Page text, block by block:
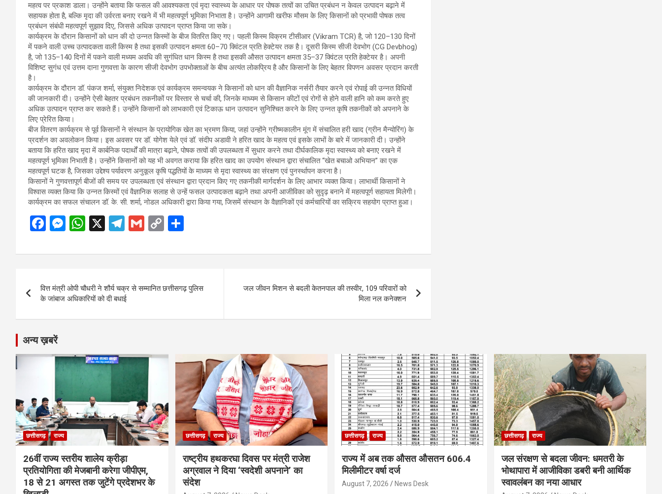
महत्व पर प्रकाश डाला। उन्होंने बताया कि फसल की आवश्यकता एवं मृदा स्वास्थ्य के आधार पर पोषक तत्वों का उचित प्रबंधन न केवल उत्पादन बढ़ाने में
सहायक होता है, बल्कि मृदा की उर्वरता बनाए रखने में भी महत्वपूर्ण भूमिका निभाता है। उन्होंने आगामी खरीफ मौसम के लिए किसानों को प्रभावी पोषक तत्व
प्रबंधन संबंधी महत्वपूर्ण सुझाव दिए, जिससे अधिक उत्पादन प्राप्त किया जा सके।
कार्यक्रम के दौरान किसानों को धान की दो उन्नत किस्मों के बीज वितरित किए गए। पहली किस्म विक्रम टीसीआर (Vikram TCR) है, जो 120–130 दिनों
में पकने वाली उच्च उत्पादकता वाली किस्म है तथा इसकी उत्पादन क्षमता 60–70 क्विंटल प्रति हेक्टेयर तक है। दूसरी किस्म सीजी देवभोग (CG Devbhog)
है, जो 135–140 दिनों में पकने वाली मध्यम अवधि की सुगंधित धान किस्म है तथा इसकी औसत उत्पादन क्षमता 35–37 क्विंटल प्रति हेक्टेयर है। अपनी
विशिष्ट सुगंध एवं उत्तम दाना गुणवत्ता के कारण सीजी देवभोग उपभोक्ताओं के बीच अत्यंत लोकप्रिय है और किसानों के लिए बेहतर विपणन अवसर प्रदान करती
है।
कार्यक्रम के दौरान डॉ. पंकज शर्मा, संयुक्त निदेशक एवं कार्यक्रम समन्वयक ने किसानों को धान की वैज्ञानिक नर्सरी तैयार करने एवं रोपाई की उन्नत विधियों
की जानकारी दी। उन्होंने ऐसी बेहतर प्रबंधन तकनीकों पर विस्तार से चर्चा की, जिनके माध्यम से किसान कीटों एवं रोगों से होने वाली हानि को कम करते हुए
अधिक उत्पादन प्राप्त कर सकते हैं। उन्होंने किसानों को लाभकारी एवं टिकाऊ धान उत्पादन सुनिश्चित करने के लिए उन्नत कृषि तकनीकों को अपनाने के
लिए प्रेरित किया।
बीज वितरण कार्यक्रम से पूर्व किसानों ने संस्थान के प्रायोगिक खेत का भ्रमण किया, जहां उन्होंने ग्रीष्मकालीन मूंग में संचालित हरी खाद (ग्रीन मैन्योरिंग) के
प्रदर्शन का अवलोकन किया। इस अवसर पर डॉ. योगेश येले एवं डॉ. संदीप अडावी ने हरित खाद के महत्व एवं इसके लाभों के बारे में जानकारी दी। उन्होंने
बताया कि हरित खाद मृदा में कार्बनिक पदार्थों की मात्रा बढ़ाने, पोषक तत्वों की उपलब्धता में सुधार करने तथा दीर्घकालिक मृदा स्वास्थ्य को बनाए रखने में
महत्वपूर्ण भूमिका निभाती है। उन्होंने किसानों को यह भी अवगत कराया कि हरित खाद का उपयोग संस्थान द्वारा संचालित “खेत बचाओ अभियान” का एक
महत्वपूर्ण घटक है, जिसका उद्देश्य पर्यावरण अनुकूल कृषि पद्धतियों के माध्यम से मृदा स्वास्थ्य का संरक्षण एवं पुनर्स्थापन करना है।
किसानों ने गुणवत्तापूर्ण बीजों की समय पर उपलब्धता एवं संस्थान द्वारा प्रदान किए गए तकनीकी मार्गदर्शन के लिए आभार व्यक्त किया। लाभार्थी किसानों ने
विश्वास व्यक्त किया कि उन्नत किस्मों एवं वैज्ञानिक सलाह से उन्हें फसल उत्पादकता बढ़ाने तथा अपनी आजीविका को सुदृढ़ बनाने में महत्वपूर्ण सहायता मिलेगी।
कार्यक्रम का सफल संचालन डॉ. के. सी. शर्मा, नोडल अधिकारी द्वारा किया गया, जिसमें संस्थान के वैज्ञानिकों एवं कर्मचारियों का सक्रिय सहयोग प्राप्त हुआ।
F
ce
o
o
k
M
se
g
er
W
at
A
p
p
X
T
e
a
m
G
ail
C
py
n
ar
navigation
वित्त मंत्री ओपी चौधरी ने शौर्य चक्र से सम्मानित छत्तीसगढ़ पुलिस
के जांबाज अधिकारियों को दी बधाई
जल जीवन मिशन से बदली केतनपाल की तस्वीर, 109 परिवारों को
मिला नल कनेक्शन
अन्य ख़बरें
छत्तीसगढ़ राज्य
26वीं राज्य स्तरीय शालेय क्रीड़ा
प्रतियोगिता की मेजबानी करेगा जीपीएम,
18 से 21 अगस्त तक जुटेंगे प्रदेशभर के
छत्तीसगढ़ राज्य
राष्ट्रीय हथकरघा दिवस पर मंत्री राजेश
अग्रवाल ने दिया ‘स्वदेशी अपनाने’ का
संदेश
छत्तीसगढ़ राज्य
राज्य में अब तक औसत औसतन 606.4
मिलीमीटर वर्षा दर्ज
August 7, 2026 News Desk
छत्तीसगढ़ राज्य
जल संरक्षण से बदला जीवन: धमतरी के
भोथापारा में आजीविका डबरी बनी आर्थिक
स्वावलंबन का नया आधार